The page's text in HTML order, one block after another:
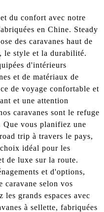
du confort avec notre
en Chine. Steady
des caravanes haut de
le style et la durabilité.
d'intérieurs
et de matériaux de
de voyage confortable et
et une attention
caravanes sont le refuge
Que vous planifiez une
trip à travers le pays,
idéal pour les
de luxe sur la route.
et d'options,
caravane selon vos
les grands espaces avec
à sellette, fabriquées